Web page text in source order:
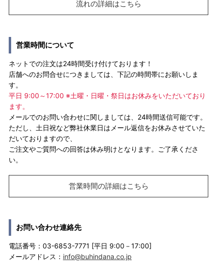
流れの詳細はこちら
営業時間について
ネットでの注文は24時間受け付けております！
店舗へのお問合せにつきましては、下記の時間帯にお願いしま
す。
平日 9:00～17:00 ※土曜・日曜・祭日はお休みをいただいており
ます。
メールでのお問い合わせに関しましては、24時間送信可能です。
ただし、土日祝など弊社休業日はメール返信をお休みさせていた
だいておりますので、
ご注文やご質問への回答は休み明けとなります。ご了承くださ
い。
営業時間の詳細はこちら
お問い合わせ連絡先
電話番号：03-6853-7771 [平日 9:00－17:00]
メールアドレス： info@buhindana.co.jp